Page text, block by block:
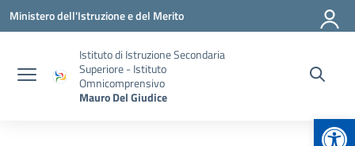
Vai ai contenuti
Vai al menu di navigazione
Vai al footer
Ministero dell'Istruzione e del Merito
Istituto di Istruzione Secondaria
Superiore - Istituto
Omnicomprensivo
Mauro Del Giudice